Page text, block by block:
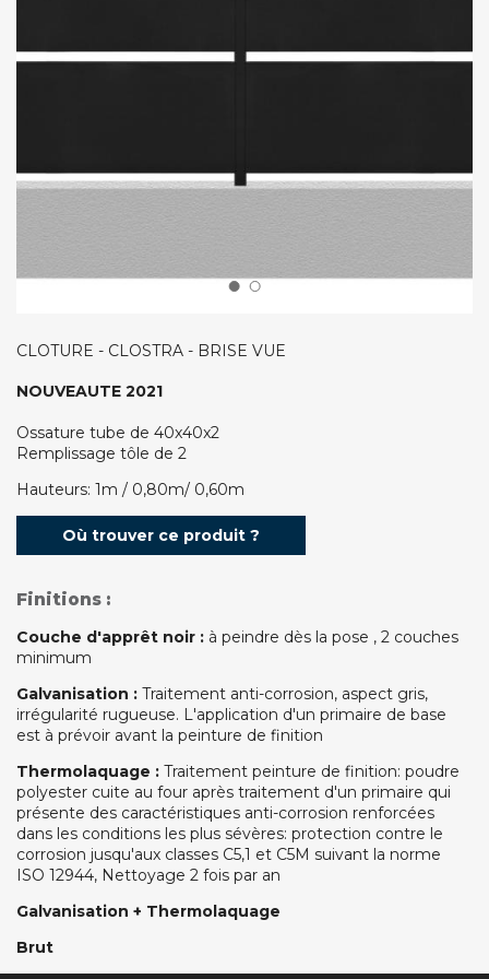
CLOTURE - CLOSTRA - BRISE VUE
NOUVEAUTE 2021
Ossature tube de 40x40x2
Remplissage tôle de 2
Hauteurs: 1m / 0,80m/ 0,60m
Où trouver ce produit ?
Finitions :
Couche d'apprêt noir : à peindre dès la pose , 2 couches
minimum
Galvanisation : Traitement anti-corrosion, aspect gris,
irrégularité rugueuse. L'application d'un primaire de base
est à prévoir avant la peinture de finition
Thermolaquage : Traitement peinture de finition: poudre
polyester cuite au four après traitement d'un primaire qui
présente des caractéristiques anti-corrosion renforcées
dans les conditions les plus sévères: protection contre le
corrosion jusqu'aux classes C5,1 et C5M suivant la norme
ISO 12944, Nettoyage 2 fois par an
Galvanisation + Thermolaquage
Brut